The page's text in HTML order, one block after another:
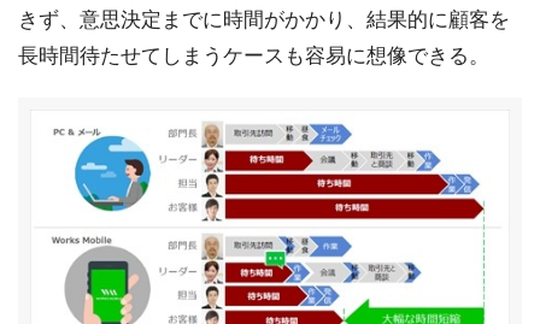
きず、意思決定までに時間がかかり、結果的に顧客を
長時間待たせてしまうケースも容易に想像できる。